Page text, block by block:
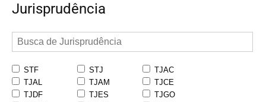
Jurisprudência
STF STJ
TJAC
TJAL
TJAM
TJCE
TJDF
TJES
TJGO